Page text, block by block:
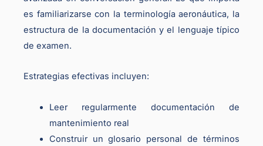
es familiarizarse con la terminología aeronáutica, la
estructura de la documentación y el lenguaje típico
de examen.
Estrategias efectivas incluyen:
Leer regularmente documentación de
mantenimiento real
Construir un glosario personal de términos